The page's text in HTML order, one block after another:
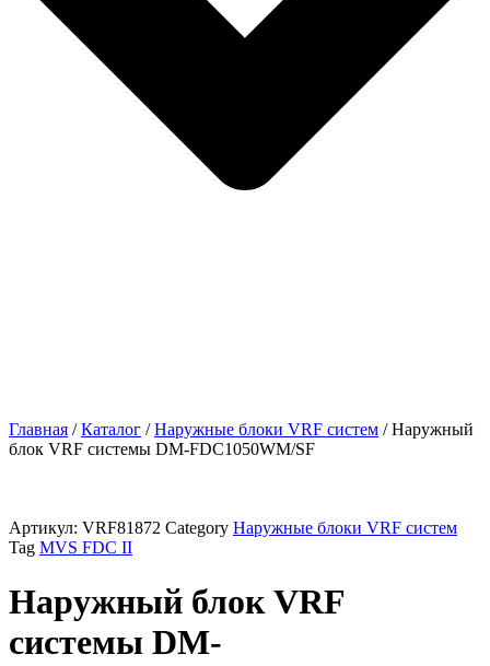
Главная /Каталог /Наружные блоки VRF cистем / Наружный
блок VRF системы DM-FDC1050WM/SF
Артикул: VRF81872 Category Наружные блоки VRF cистем
Tag MVS FDС II
Наружный блок VRF
системы DM-